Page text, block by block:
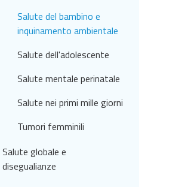
Salute del bambino e
inquinamento ambientale
Salute dell'adolescente
Salute mentale perinatale
Salute nei primi mille giorni
Tumori femminili
Salute globale e
disegualianze